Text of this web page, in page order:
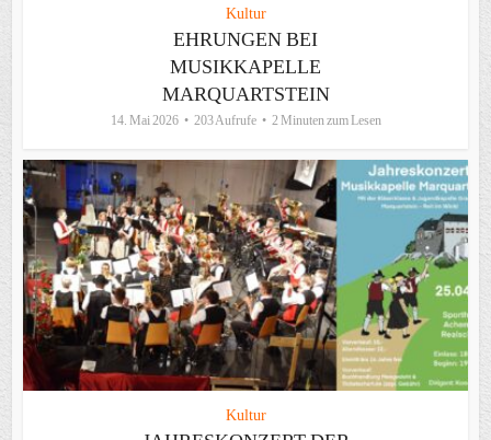
Kultur
EHRUNGEN BEI
MUSIKKAPELLE
MARQUARTSTEIN
14. Mai 2026 203 Aufrufe 2 Minuten zum Lesen
Kultur